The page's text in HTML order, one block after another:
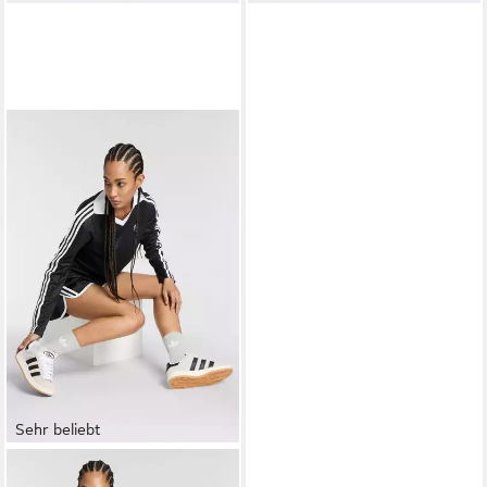
Sehr beliebt
ADIDAS ORIGINALS